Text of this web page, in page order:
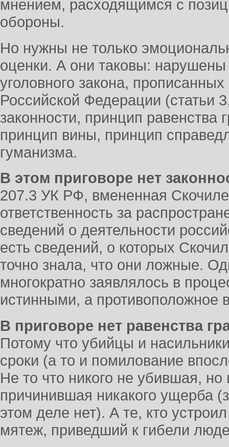
мнением, расходящимся с
обороны.
Но нужны не только
оценки. А они таковы: нарушены
уголовного закона,
Российской Федерации (статьи
законности, принцип равенства
принцип вины, принцип
гуманизма.
В этом приговоре нет
207.3 УК РФ, вмененная
ответственность за
сведений о деятельности
есть сведений, о которых
точно знала, что они ложные.
многократно заявлялось в
истинными, а противоположное
В приговоре нет равенства
Потому что убийцы и
сроки (а то и помилование
Не то что никого не убившая,
причинившая никакого ущерба
этом деле нет). А те, кто
мятеж, приведший к гибели